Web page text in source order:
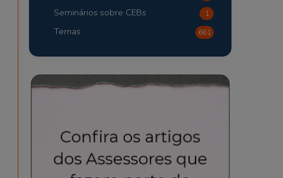
Seminários sobre CEBs 1
Temas 661